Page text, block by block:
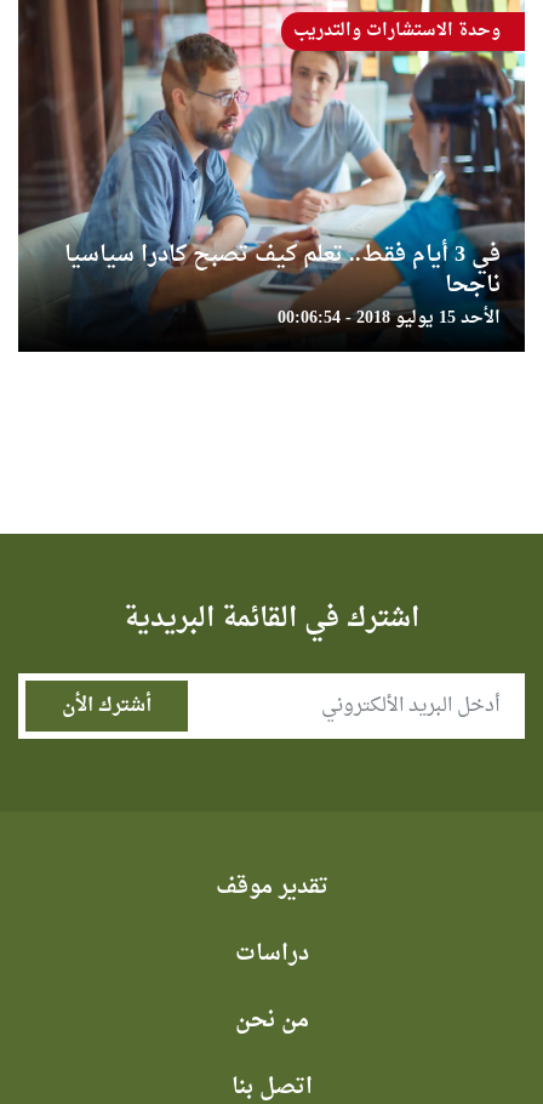
في 3 أيام فقط.. تعلم كيف تصبح كادرا سياسيا
ناجحا
الأحد 15 يوليو 2018 - 00:06:54
وحدة الاستشارات والتدريب
اشترك في القائمة البريدية
تقدير موقف
دراسات
من نحن
اتصل بنا